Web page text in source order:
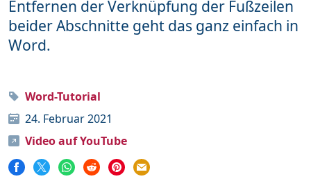
Entfernen der Verknüpfung der Fußzeilen
beider Abschnitte geht das ganz einfach in
Word.
Word-Tutorial
24. Februar 2021
Video auf YouTube
Häufige Fragen
Impressum & Datenschutz